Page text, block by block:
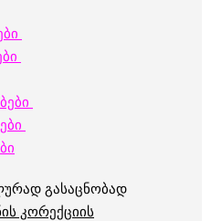
გასაცნობად
კორექციის